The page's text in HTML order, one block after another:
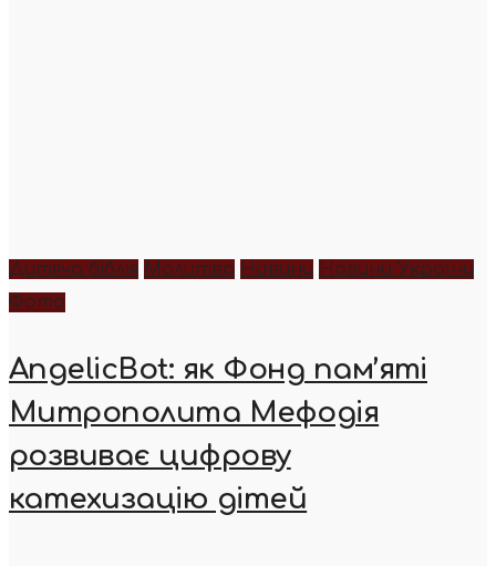
Дитяча біблія Молитва Новини Новини України
Фото
AngelicBot: як Фонд пам’яті
Митрополита Мефодія
розвиває цифрову
катехизацію дітей